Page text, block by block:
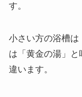
す。
小さい方の浴槽
は「黄金の湯」
違います。